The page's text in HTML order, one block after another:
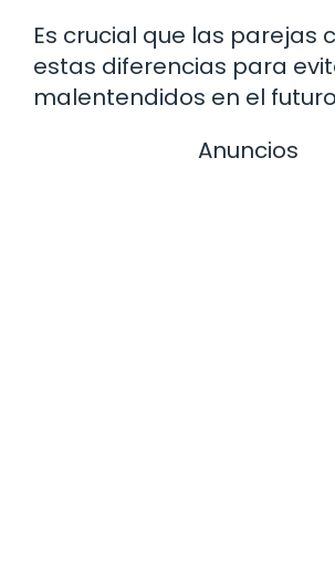
Es crucial que las parejas
estas diferencias para
malentendidos en el
Anuncios